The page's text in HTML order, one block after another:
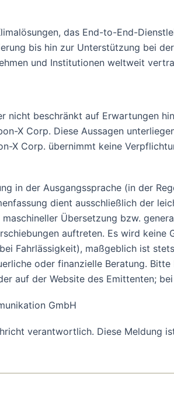
das End-to-End-
bis hin zur Unterstützung bei
und Institutionen weltweit
nicht beschränkt auf Erwartungen
X Corp. Diese Aussagen
X Corp. übernimmt keine
in der Ausgangssprache (in der
dient ausschließlich der
Übersetzung bzw.
auftreten. Es wird
Fahrlässigkeit), maßgeblich ist
oder finanzielle Beratung.
auf der Website des Emittenten;
GmbH
verantwortlich. Diese Meldung